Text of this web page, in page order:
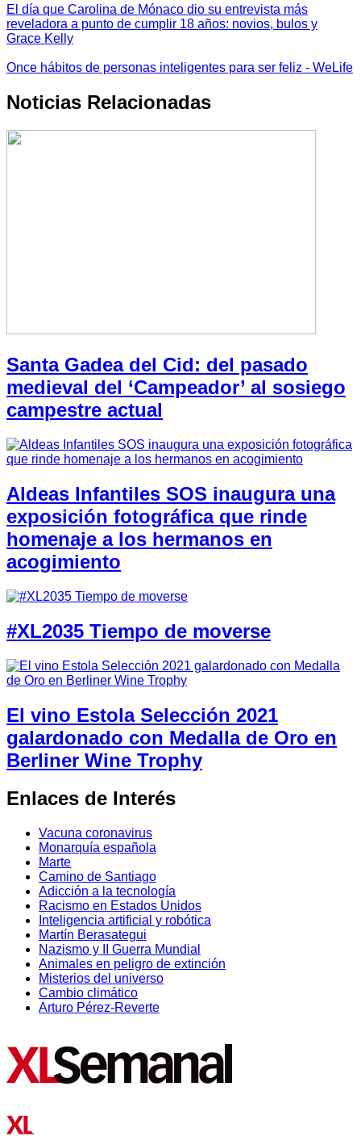
El día que Carolina de Mónaco dio su entrevista más
reveladora a punto de cumplir 18 años: novios, bulos y
Grace Kelly
Once hábitos de personas inteligentes para ser feliz - WeLife
Noticias Relacionadas
Santa Gadea del Cid: del pasado
medieval del ‘Campeador’ al sosiego
campestre actual
Aldeas Infantiles SOS inaugura una
exposición fotográfica que rinde
homenaje a los hermanos en
acogimiento
#XL2035 Tiempo de moverse
El vino Estola Selección 2021
galardonado con Medalla de Oro en
Berliner Wine Trophy
Enlaces de Interés
Vacuna coronavirus
Monarquía española
Marte
Camino de Santiago
Adicción a la tecnología
Racismo en Estados Unidos
Inteligencia artificial y robótica
Martín Berasategui
Nazismo y II Guerra Mundial
Animales en peligro de extinción
Misterios del universo
Cambio climático
Arturo Pérez-Reverte